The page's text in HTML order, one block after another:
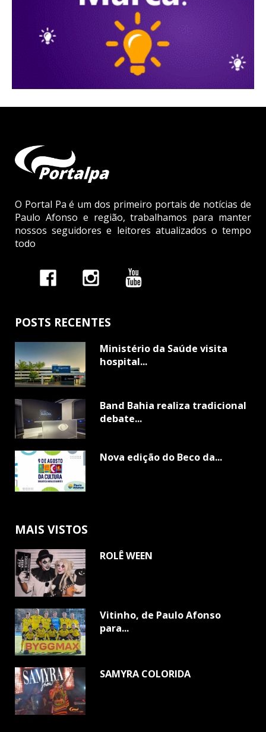
O Portal Pa é um dos primeiro portais de notícias de
Paulo Afonso e região, trabalhamos para manter
nossos seguidores e leitores atualizados o tempo
todo
POSTS RECENTES
Ministério da Saúde visita
hospital...
Band Bahia realiza tradicional
debate...
Nova edição do Beco da...
MAIS VISTOS
ROLÊ WEEN
Vitinho, de Paulo Afonso
para...
SAMYRA COLORIDA